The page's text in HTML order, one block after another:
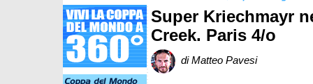
Super Kriechmayr
Creek. Paris 4/o
di Matteo Pavesi